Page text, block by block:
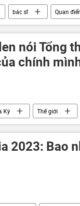
bác sĩ Quan
Bộ Y tế Nga
nói Tổng
chính
Kỳ Thế giới
2023: Bao